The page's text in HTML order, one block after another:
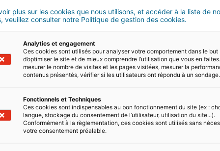
locaux de la maison chargée de la vente. De
est possible que plusieurs appartements, plusieurs
un à un, jusqu’à la vente finale. C’est le
comme une vente classique sur place à la seule
Là encore, c’est un commissaire-priseur qui
l’enchère la plus haute remporte le lot.
en ligne :
plus sur les cookies que nous utilisons, et accéder à la liste de
veuillez consulter notre Politique de gestion des cookies.
Analytics et engagement
Ces cookies sont utilisés pour analyser votre comportement dans le but
d’optimiser le site et de mieux comprendre l’utilisation que vous en
mesurer le nombre de visites et les pages visitées, mesurer la
contenus présentés, vérifier si les utilisateurs ont répondu à un
Fonctionnels et Techniques
Ces cookies sont indispensables au bon fonctionnement du site (ex :
langue, stockage du consentement de l’utilisateur, utilisation du site...).
Conformément à la règlementation, ces cookies sont utilisés sans
votre consentement préalable.